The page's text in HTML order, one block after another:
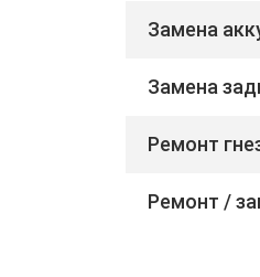
Замена
Замена
Ремонт
Ремонт /